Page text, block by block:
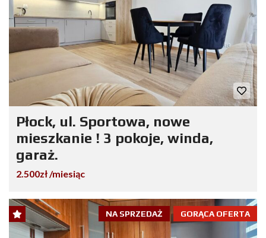
Płock, ul. Sportowa, nowe
mieszkanie ! 3 pokoje, winda,
garaż.
2.500zł /miesiąc
GORĄCA OFERTA
NA SPRZEDAŻ